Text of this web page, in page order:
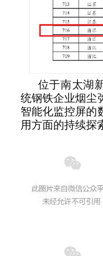
位于南太湖
统钢铁企业烟尘
智能化监控屏的
用方面的持续探